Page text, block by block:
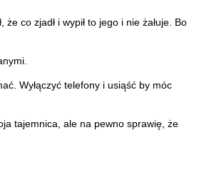
co zjadł i wypił to jego i nie żałuje. Bo
Wyłączyć telefony i usiąść by móc
tajemnica, ale na pewno sprawię, że